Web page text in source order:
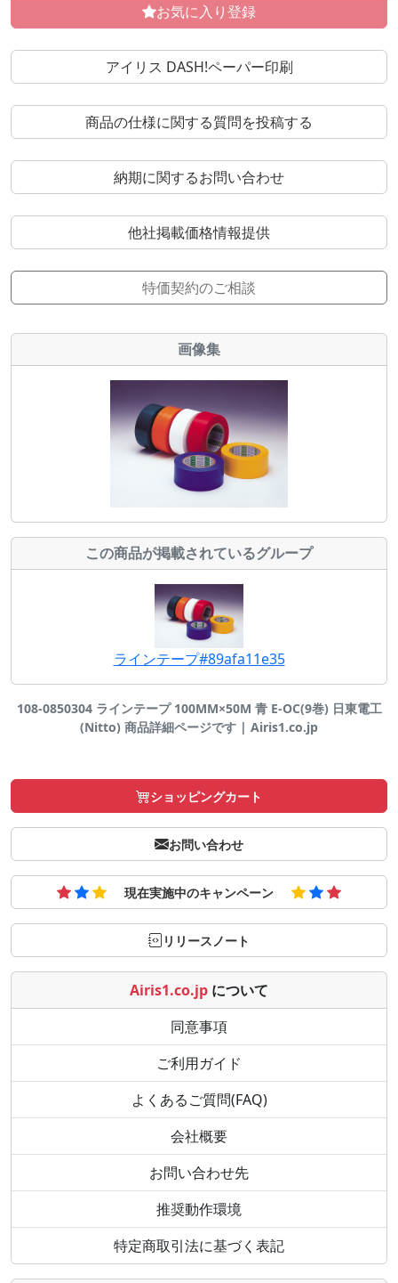
お気に入り登録
アイリス DASH!ペーパー印刷
商品の仕様に関する質問を投稿する
納期に関するお問い合わせ
他社掲載価格情報提供
特価契約のご相談
画像集
この商品が掲載されているグループ
ラインテープ#89afa11e35
108-0850304 ラインテープ 100MM×50M 青 E-OC(9巻) 日東電工
(Nitto) 商品詳細ページです | Airis1.co.jp
ショッピングカート
お問い合わせ
現在実施中のキャンペーン
リリースノート
Airis1.co.jp について
同意事項
ご利用ガイド
よくあるご質問(FAQ)
会社概要
お問い合わせ先
推奨動作環境
特定商取引法に基づく表記